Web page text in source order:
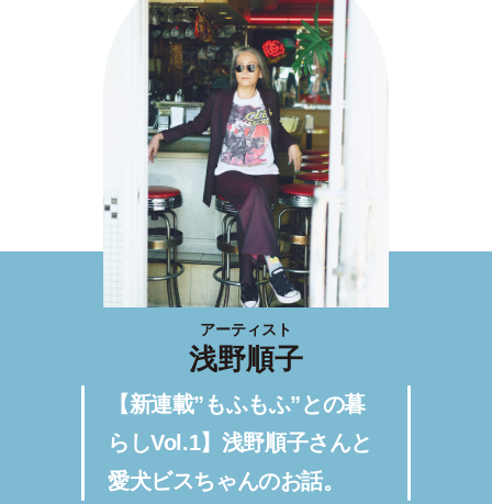
アーティスト
浅野順子
【新連載”もふもふ”との暮
らしVol.1】浅野順子さんと
愛犬ビスちゃんのお話。